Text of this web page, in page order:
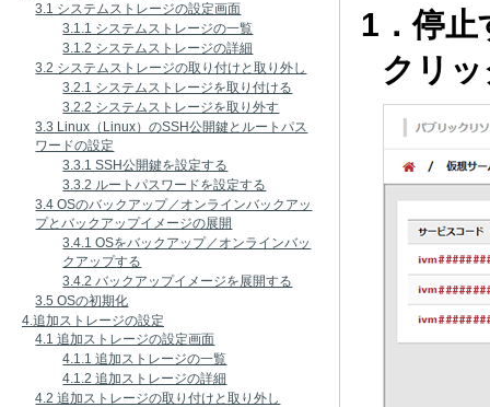
3.1 システムストレージの設定画面
3.1.1 システムストレージの一覧
3.1.2 システムストレージの詳細
3.2 システムストレージの取り付けと取り外し
3.2.1 システムストレージを取り付ける
3.2.2 システムストレージを取り外す
3.3 Linux（Linux）のSSH公開鍵とルートパス
ワードの設定
3.3.1 SSH公開鍵を設定する
3.3.2 ルートパスワードを設定する
3.4 OSのバックアップ／オンラインバックアッ
プとバックアップイメージの展開
3.4.1 OSをバックアップ／オンラインバッ
クアップする
3.4.2 バックアップイメージを展開する
3.5 OSの初期化
4.追加ストレージの設定
4.1 追加ストレージの設定画面
4.1.1 追加ストレージの一覧
4.1.2 追加ストレージの詳細
4.2 追加ストレージの取り付けと取り外し
1．停止
クリ